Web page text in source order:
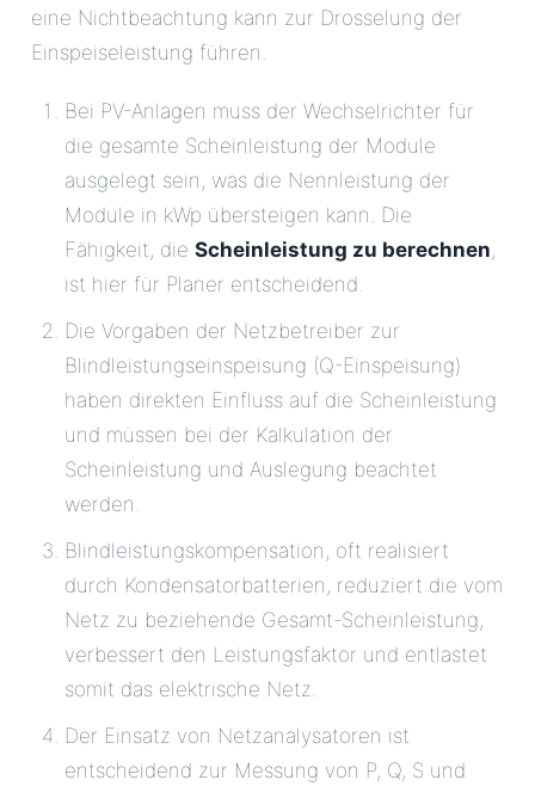
eine Nichtbeachtung kann zur Drosselung der
Einspeiseleistung führen.
Bei PV-Anlagen muss der Wechselrichter für
die gesamte Scheinleistung der Module
ausgelegt sein, was die Nennleistung der
Module in kWp übersteigen kann. Die
Fähigkeit, die Scheinleistung zu berechnen,
ist hier für Planer entscheidend.
Die Vorgaben der Netzbetreiber zur
Blindleistungseinspeisung (Q-Einspeisung)
haben direkten Einfluss auf die Scheinleistung
und müssen bei der Kalkulation der
Scheinleistung und Auslegung beachtet
werden.
Blindleistungskompensation, oft realisiert
durch Kondensatorbatterien, reduziert die vom
Netz zu beziehende Gesamt-Scheinleistung,
verbessert den Leistungsfaktor und entlastet
somit das elektrische Netz.
Der Einsatz von Netzanalysatoren ist
entscheidend zur Messung von P, Q, S und